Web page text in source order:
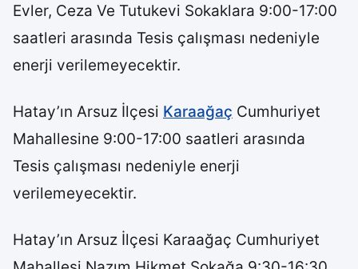
Evler, Ceza Ve Tutukevi Sokaklara 9:00-17:00
saatleri arasında Tesis çalışması nedeniyle
enerji verilemeyecektir.
Hatay’ın Arsuz İlçesi Karaağaç Cumhuriyet
Mahallesine 9:00-17:00 saatleri arasında
Tesis çalışması nedeniyle enerji
verilemeyecektir.
Hatay’ın Arsuz İlçesi Karaağaç Cumhuriyet